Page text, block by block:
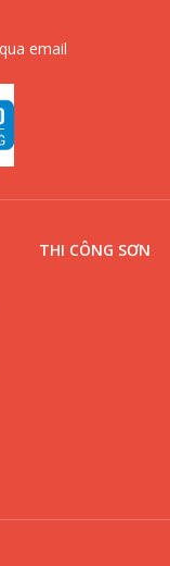
email
THI CÔNG SƠN